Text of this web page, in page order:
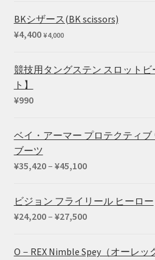
し
た。
で
帯:
BKシザース(BK scissors)
¥4,400 ¥4,000
競技用タングステン スロットビ
ト】
¥990
ベイ・アーマー プロテクティ
ブーツ
¥35,420– ¥45,100価
帯:
¥35,420
ビジョン フライリール ヒーロー
¥24,200– ¥27,500価
O－REX Nimble Spey（オーレッ